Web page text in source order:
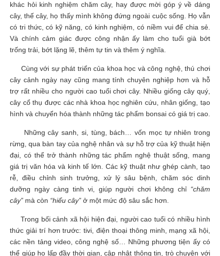
khác hỏi kinh nghiệm chăm cây, hay được mời góp ý về dáng
cây, thế cây, họ thấy mình không đứng ngoài cuộc sống. Họ vẫn
có tri thức, có kỹ năng, có kinh nghiệm, có niềm vui để chia sẻ.
Và chính cảm giác được công nhận ấy làm cho tuổi già bớt
trống trải, bớt lặng lẽ, thêm tự tin và thêm ý nghĩa.
Cùng với sự phát triển của khoa học và công nghệ, thú chơi
cây cảnh ngày nay cũng mang tính chuyên nghiệp hơn và hỗ
trợ rất nhiều cho người cao tuổi chơi cây. Nhiều giống cây quý,
cây cổ thụ được các nhà khoa học nghiên cứu, nhân giống, tạo
hình và chuyển hóa thành những tác phẩm bonsai có giá trị cao.
Những cây sanh, si, tùng, bách… vốn mọc tự nhiên trong
rừng, qua bàn tay của nghệ nhân và sự hỗ trợ của kỹ thuật hiện
đại, có thể trở thành những tác phẩm nghệ thuật sống, mang
giá trị văn hóa và kinh tế lớn. Các kỹ thuật như ghép cành, tạo
rễ, điều chỉnh sinh trưởng, xử lý sâu bệnh, chăm sóc dinh
dưỡng ngày càng tinh vi, giúp người chơi không chỉ “chăm
cây” mà còn “hiểu cây” ở một mức độ sâu sắc hơn.
Trong bối cảnh xã hội hiện đại, người cao tuổi có nhiều hình
thức giải trí hơn trước: tivi, điện thoại thông minh, mạng xã hội,
các nền tảng video, công nghệ số… Những phương tiện ấy có
thể giúp họ lấp đầy thời gian, cập nhật thông tin, trò chuyện với